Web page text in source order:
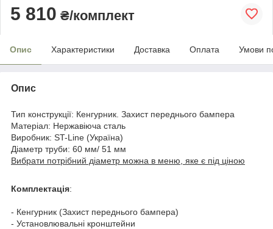
5 810 ₴/комплект
Опис Характеристики Доставка Оплата Умови
Опис
Тип конструкції: Кенгурник. Захист переднього бампера
Матеріал: Нержавіюча сталь
Виробник: ST-Line (Україна)
Діаметр труби: 60 мм/ 51 мм
Вибрати потрібний діаметр можна в меню, яке є під ціною
Комплектація:
- Кенгурник (Захист переднього бампера)
- Установлювальні кронштейни